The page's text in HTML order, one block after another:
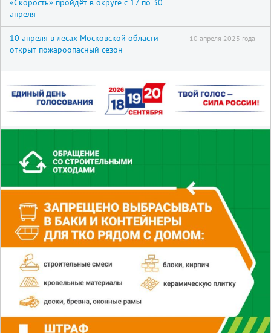
«Скорость» пройдёт в округе с 17 по 30
апреля
10 апреля в лесах Московской области
открыт пожароопасный сезон
10 апреля 2023 года